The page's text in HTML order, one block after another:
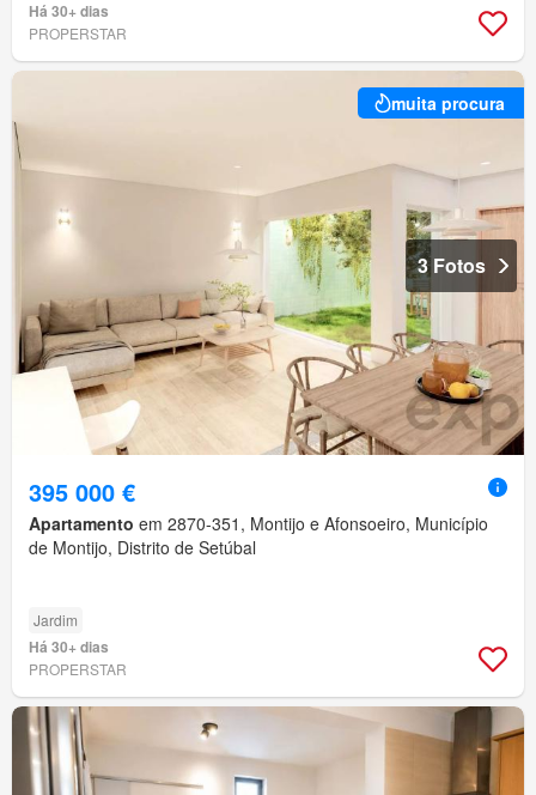
Há 30+ dias
PROPERSTAR
muita procura
3 Fotos
395 000 €
Apartamento em 2870-351, Montijo e Afonsoeiro, Município
de Montijo, Distrito de Setúbal
Jardim
Há 30+ dias
PROPERSTAR